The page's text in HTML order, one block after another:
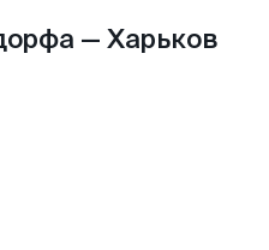
— Харьков